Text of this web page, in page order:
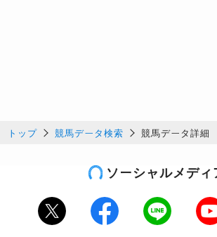
トップ 競馬データ検索 競馬データ詳細
ソーシャルメディ
Twitter Facebook LINE